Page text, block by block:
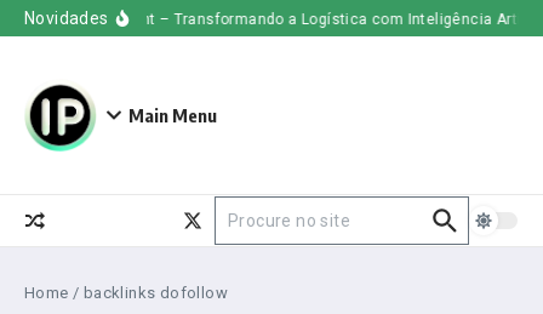
Ir para o conteúdo
Novidades
Uber Freight – Transformando a Logística com Inteligência
Main Menu
Home / backlinks dofollow